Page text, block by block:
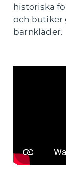
historiska
och butiker
barnkläder.